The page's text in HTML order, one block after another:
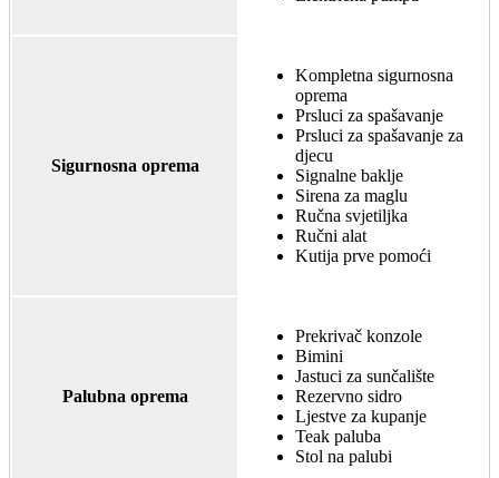
Sigurnosna oprema
Kompletna sigurnosna
oprema
Prsluci za spašavanje
Prsluci za spašavanje za
djecu
Signalne baklje
Sirena za maglu
Ručna svjetiljka
Ručni alat
Kutija prve pomoći
Palubna oprema
Prekrivač konzole
Bimini
Jastuci za sunčalište
Rezervno sidro
Ljestve za kupanje
Teak paluba
Stol na palubi